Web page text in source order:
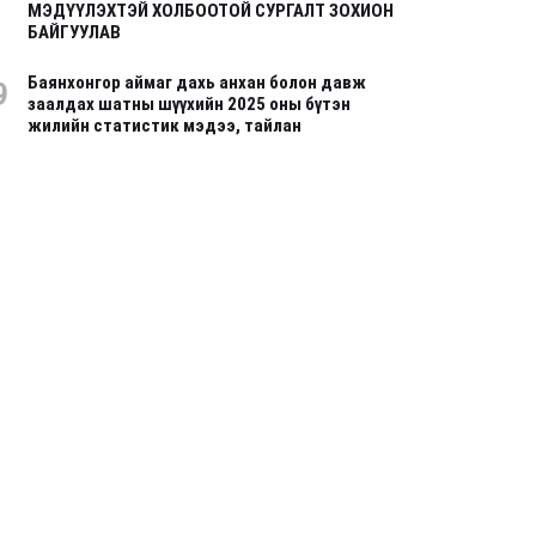
МЭДҮҮЛЭХТЭЙ ХОЛБООТОЙ СУРГАЛТ ЗОХИОН
БАЙГУУЛАВ
Баянхонгор аймаг дахь анхан болон давж
заалдах шатны шүүхийн 2025 оны бүтэн
жилийн статистик мэдээ, тайлан